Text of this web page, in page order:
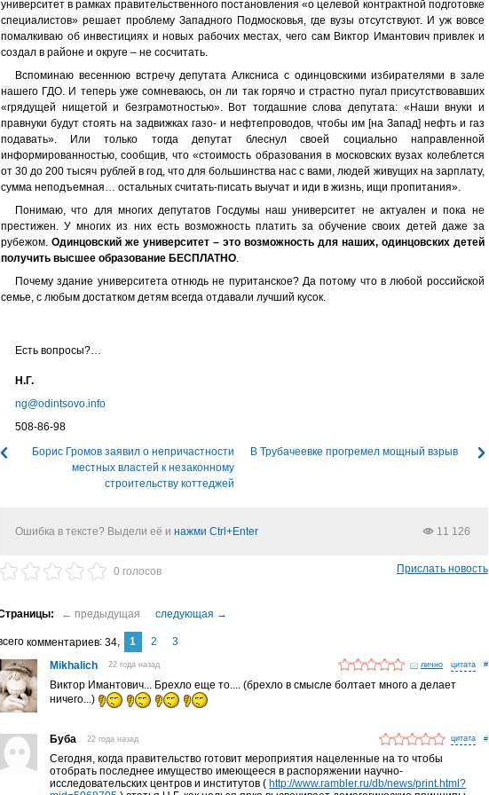
университет в рамках правительственного постановления «о целевой контрактной подготовке
специалистов» решает проблему Западного Подмосковья, где вузы отсутствуют. И уж вовсе
помалкиваю об инвестициях и новых рабочих местах, чего сам Виктор Имантович привлек и
создал в районе и округе – не сосчитать.
Вспоминаю весеннюю встречу депутата Алксниса с одинцовскими избирателями в зале
нашего ГДО. И теперь уже сомневаюсь, он ли так горячо и страстно пугал присутствовавших
«грядущей нищетой и безграмотностью». Вот тогдашние слова депутата: «Наши внуки и
правнуки будут стоять на задвижках газо- и нефтепроводов, чтобы им [на Запад] нефть и газ
подавать». Или только тогда депутат блеснул своей социально направленной
информированностью, сообщив, что «стоимость образования в московских вузах колеблется
от 30 до 200 тысяч рублей в год, что для большинства нас с вами, людей живущих на зарплату,
сумма неподъемная… остальных считать-писать выучат и иди в жизнь, ищи пропитания».
Понимаю, что для многих депутатов Госдумы наш университет не актуален и пока не
престижен. У многих из них есть возможность платить за обучение своих детей даже за
рубежом. Одинцовский же университет – это возможность для наших, одинцовских детей
получить высшее образование БЕСПЛАТНО.
Почему здание университета отнюдь не пуританское? Да потому что в любой российской
семье, с любым достатком детям всегда отдавали лучший кусок.
Есть вопросы?…
Н.Г.
ng@odintsovo.info
508-86-98
Борис Громов заявил о непричастности
местных властей к незаконному
строительству коттеджей
В Трубачеевке прогремел мощный взрыв
Ошибка в тексте? Выдели её и нажми Ctrl+Enter 11 126
0 голосов Прислать новость
комментариев 34 1 2
3
Mikhalich
22 года назад лично #
Виктор Имантович... Брехло еще то.... (брехло в смысле болтает много а делает
ничего...)
Буба 22 года назад #
Сегодня, когда правительство готовит мероприятия нацеленные на то чтобы
отобрать последнее имущество имеющееся в распоряжении научно-
исследовательских центров и институтов ( http://www.rambler.ru/db/news/print.html?